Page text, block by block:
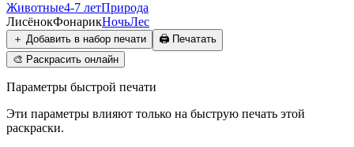
Животные4-7 летПрирода
ЛисёнокФонарикНочьЛес
＋ Добавить в набор печати 🖨️ Печатать
🎨 Раскрасить онлайн
Параметры быстрой печати
Эти параметры влияют только на быструю печать этой
раскраски.